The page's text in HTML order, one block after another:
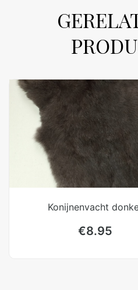
Konijnenvacht
€8.95